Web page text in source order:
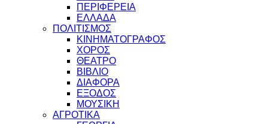
ΠΕΡΙΦΕΡΕΙΑ
ΕΛΛΑΔΑ
ΠΟΛΙΤΙΣΜΟΣ
ΚΙΝΗΜΑΤΟΓΡΑΦΟΣ
ΧΟΡΟΣ
ΘΕΑΤΡΟ
ΒΙΒΛΙΟ
ΔΙΑΦΟΡΑ
ΕΞΟΔΟΣ
ΜΟΥΣΙΚΗ
ΑΓΡΟΤΙΚΑ